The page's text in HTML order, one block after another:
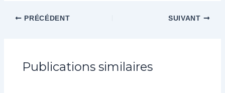
PRÉCÉDENT SUIVANT
Publications similaires